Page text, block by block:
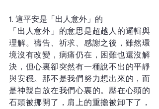
1. 這平安是「出人意外」的
「出人意外」的意思是超越人的邏輯與
理解。禱告、祈求、感謝之後，雖然環
境沒有改變，病痛仍在，困難也還沒解
決，但心裏卻突然有一種說不出的平靜
與安穩。那不是我們努力想出來的，而
是神親自放在我們心裏的。壓在心頭的
石頭被挪開了，肩上的重擔被卸下了，